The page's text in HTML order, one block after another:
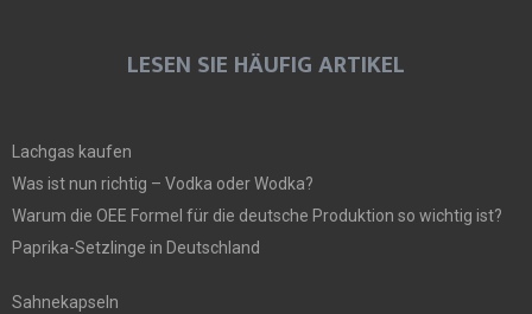
LESEN SIE HÄUFIG ARTIKEL
Lachgas kaufen
Was ist nun richtig – Vodka oder Wodka?
Warum die OEE Formel für die deutsche Produktion so wichtig ist?
Paprika-Setzlinge in Deutschland
Sahnekapseln